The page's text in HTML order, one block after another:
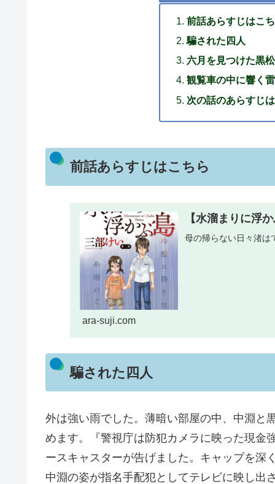
前話あらすじはこ
騙された四人
六月を見つけた黒松
観覧車の中に響く
次の話のあらすじ
前話あらすじはこちら
【水溜まりに浮
母の帰らない日々渚は
ara-suji.com
騙された四人
外は強い雨でした。薄暗い部屋の中、中淵と
めます。『警視庁は防犯カメラに映った現
ースキャスターが告げました。キャップを深
中淵の姿が指名手配犯としてテレビに映し出